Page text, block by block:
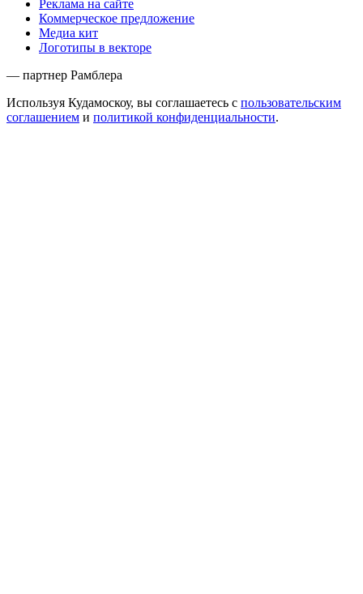
Реклама на сайте
Коммерческое предложение
Медиа кит
Логотипы в векторе
— партнер Рамблера
Используя Кудамоскоу, вы соглашаетесь с пользовательским
соглашением и политикой конфиденциальности.